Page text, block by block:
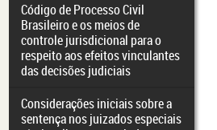
Código de Processo Civil
Brasileiro e os meios de
controle jurisdicional para o
respeito aos efeitos vinculantes
das decisões judiciais
Considerações iniciais sobre a
sentença nos juizados especiais